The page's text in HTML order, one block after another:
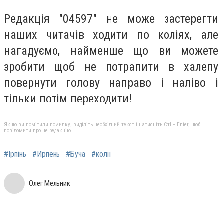
Редакція "04597" не може застерегти
наших читачів ходити по коліях, але
нагадуємо, найменше що ви можете
зробити щоб не потрапити в халепу
повернути голову направо і наліво і
тільки потім переходити!
Якщо ви помітили помилку, виділіть необхідний текст і натисніть Ctrl + Enter, щоб
повідомити про це редакцію
#Ірпінь #Ирпень #Буча #колії
Олег Мельник